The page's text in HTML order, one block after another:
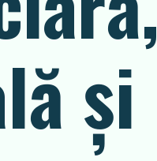
și